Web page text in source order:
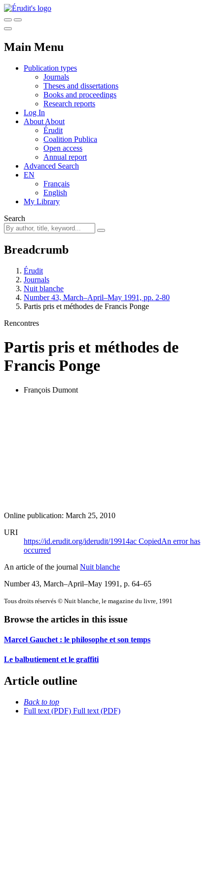
Main Menu
Publication types
Journals
Theses and dissertations
Books and proceedings
Research reports
Log In
About About
Érudit
Coalition Publica
Open access
Annual report
Advanced Search
EN
Français
English
My Library
Search
Breadcrumb
Érudit
Journals
Nuit blanche
Number 43, March–April–May 1991, pp. 2-80
Partis pris et méthodes de Francis Ponge
Rencontres
Partis pris et méthodes de
Francis Ponge
François Dumont
Online publication: March 25, 2010
URI
https://id.erudit.org/iderudit/19914ac CopiedAn error has
occurred
An article of the journal Nuit blanche
Number 43, March–April–May 1991 , p. 64–65
Tous droits réservés © Nuit blanche, le magazine du livre, 1991
Browse the articles in this issue
Marcel Gauchet : le philosophe et son temps
Le balbutiement et le graffiti
Article outline
Back to top
Full text (PDF) Full text (PDF)